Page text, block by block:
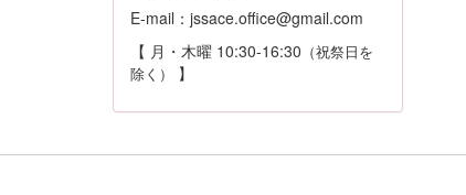
E-mail：jssace.office@gmail.com
【 月・木曜 10:30-16:30 （祝祭日を
除く）
】